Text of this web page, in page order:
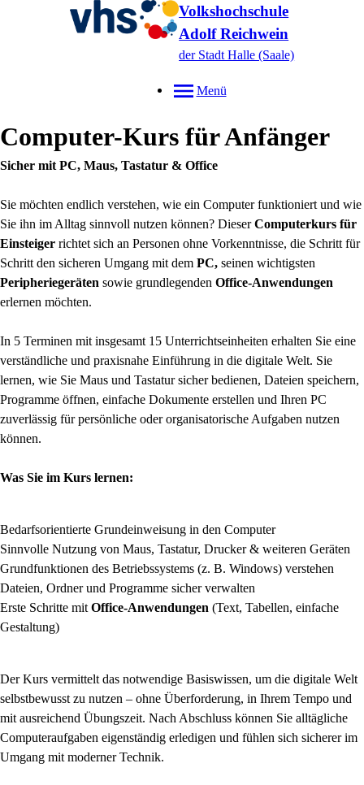
Volkshochschule
Adolf Reichwein
der Stadt Halle (Saale)
Menü
Computer-Kurs für Anfänger
Sicher mit PC, Maus, Tastatur & Office
Sie möchten endlich verstehen, wie ein Computer funktioniert und wie
Sie ihn im Alltag sinnvoll nutzen können? DieserComputerkurs für
Einsteiger richtet sich an Personen ohne Vorkenntnisse, die Schritt für
Schritt den sicheren Umgang mit dem PC, seinen wichtigsten
Peripheriegeräten sowie grundlegenden Office-Anwendungen
erlernen möchten.
In 5 Terminen mit insgesamt 15 Unterrichtseinheiten erhalten Sie eine
verständliche und praxisnahe Einführung in die digitale Welt. Sie
lernen, wie Sie Maus und Tastatur sicher bedienen, Dateien speichern,
Programme öffnen, einfache Dokumente erstellen und Ihren PC
zuverlässig für persönliche oder organisatorische Aufgaben nutzen
können.
Was Sie im Kurs lernen:
Bedarfsorientierte Grundeinweisung in den Computer
Sinnvolle Nutzung von Maus, Tastatur, Drucker & weiteren Geräten
Grundfunktionen des Betriebssystems (z. B. Windows) verstehen
Dateien, Ordner und Programme sicher verwalten
Erste Schritte mit Office-Anwendungen (Text, Tabellen, einfache
Gestaltung)
Der Kurs vermittelt das notwendige Basiswissen, um die digitale Welt
selbstbewusst zu nutzen – ohne Überforderung, in Ihrem Tempo und
mit ausreichend Übungszeit. Nach Abschluss können Sie alltägliche
Computeraufgaben eigenständig erledigen und fühlen sich sicherer im
Umgang mit moderner Technik.